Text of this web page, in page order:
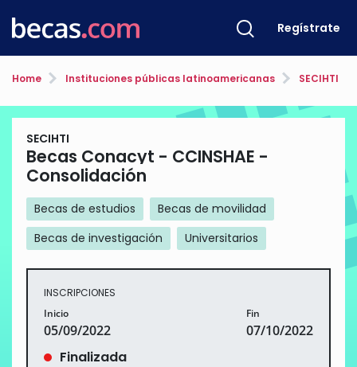
Regístrate
Home Instituciones públicas latinoamericanas SECIHTI
SECIHTI
Becas Conacyt - CCINSHAE -
Consolidación
Becas de estudios
Becas de movilidad
Becas de investigación
Universitarios
INSCRIPCIONES
Inicio
05/09/2022
Fin
07/10/2022
Finalizada